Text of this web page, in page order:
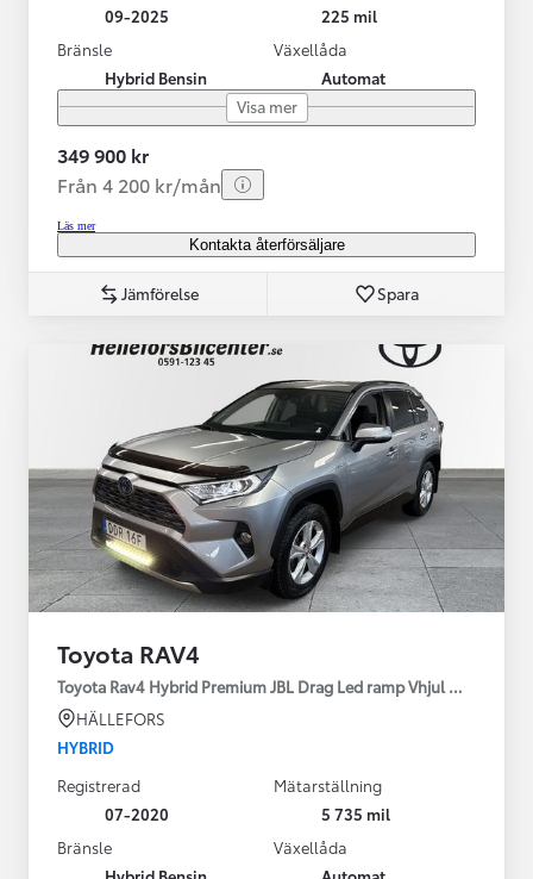
09-2025
225 mil
Bränsle
Hybrid Bensin
Växellåda
Automat
Visa mer
349 900 kr
Från 4 200 kr/mån
Läs mer
Kontakta återförsäljare
Jämförelse Spara
Toyota RAV4
Toyota Rav4 Hybrid Premium JBL Drag Led ramp Vhjul motorv
HÄLLEFORS
HYBRID
Registrerad
07-2020
Mätarställning
5 735 mil
Bränsle
Växellåda